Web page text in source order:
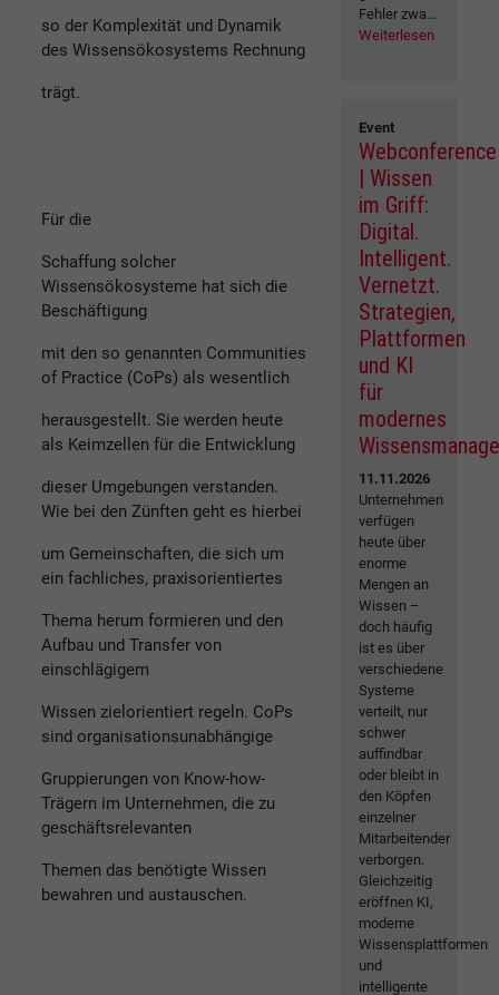
so der Komplexität und Dynamik
des Wissensökosystems Rechnung
trägt.
Für die
Schaffung solcher
Wissensökosysteme hat sich die
Beschäftigung
mit den so genannten Communities
of Practice (CoPs) als wesentlich
herausgestellt. Sie werden heute
als Keimzellen für die Entwicklung
dieser Umgebungen verstanden.
Wie bei den Zünften geht es hierbei
um Gemeinschaften, die sich um
ein fachliches, praxisorientiertes
Thema herum formieren und den
Aufbau und Transfer von
einschlägigem
Wissen zielorientiert regeln. CoPs
sind organisationsunabhängige
Gruppierungen von Know-how-
Trägern im Unternehmen, die zu
geschäftsrelevanten
Themen das benötigte Wissen
bewahren und austauschen.
Fehler zwa...
Weiterlesen
Event
Webconference
| Wissen
im Griff:
Digital.
Intelligent.
Vernetzt.
Strategien,
Plattformen
und KI
für
modernes
11.11.2026
Unternehmen
verfügen
heute über
enorme
Mengen an
Wissen –
doch häufig
ist es über
verschiedene
Systeme
verteilt, nur
schwer
auffindbar
oder bleibt in
den Köpfen
einzelner
Mitarbeitender
verborgen.
Gleichzeitig
eröffnen KI,
moderne
Wissensplattformen
und
intelligente